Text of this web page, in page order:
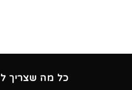
כל מה שצריך